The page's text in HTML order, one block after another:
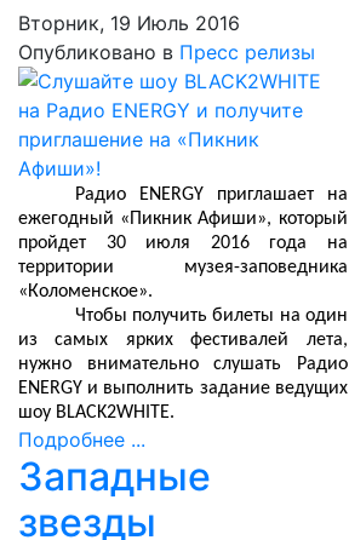
Вторник, 19 Июль 2016
Опубликовано в Пресс релизы
Радио ENERGY приглашает на
ежегодный «Пикник Афиши», который
пройдет 30 июля 2016 года на
территории музея-заповедника
«Коломенское».
Чтобы получить билеты на один
из самых ярких фестивалей лета,
нужно внимательно слушать Радио
ENERGY и выполнить задание ведущих
шоу BLACK2WHITE.
Подробнее ...
Западные
звезды